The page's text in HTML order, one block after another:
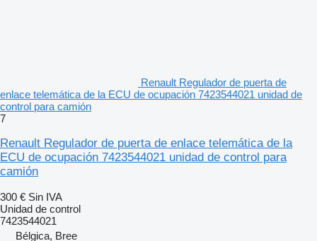
Renault Regulador de puerta de
enlace telemática de la ECU de ocupación 7423544021 unidad de
control para camión
7
Renault Regulador de puerta de enlace telemática de la
ECU de ocupación 7423544021 unidad de control para
camión
300 € Sin IVA
Unidad de control
7423544021
Bélgica, Bree